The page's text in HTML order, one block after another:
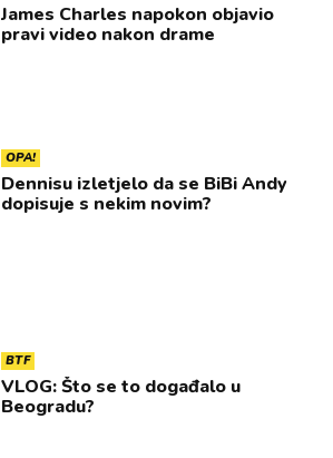
James Charles napokon objavio
pravi video nakon drame
OPA!
Dennisu izletjelo da se BiBi Andy
dopisuje s nekim novim?
BTF
VLOG: Što se to događalo u
Beogradu?